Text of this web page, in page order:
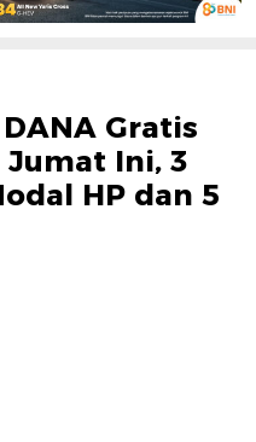
Gratis
Jumat Ini, 3
HP dan 5